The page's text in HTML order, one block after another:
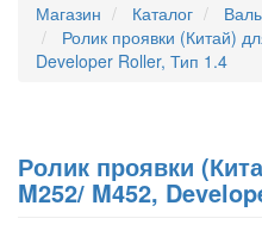
Магазин Каталог
Ролик проявки (Китай)
Developer Roller, Тип 1.4
Ролик проявки
M252/ M452,